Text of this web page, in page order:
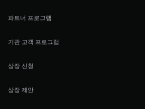
파트너 프로그램
기관 고객 프로그램
상장 신청
상장 제안